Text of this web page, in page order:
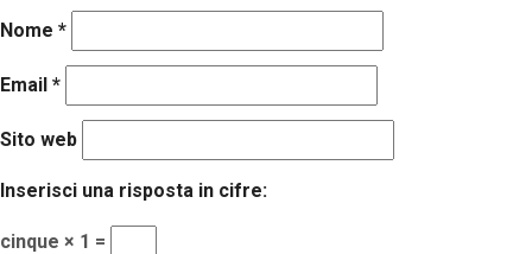
Nome *
Email *
Sito web
Inserisci una risposta in cifre:
cinque × 1 =